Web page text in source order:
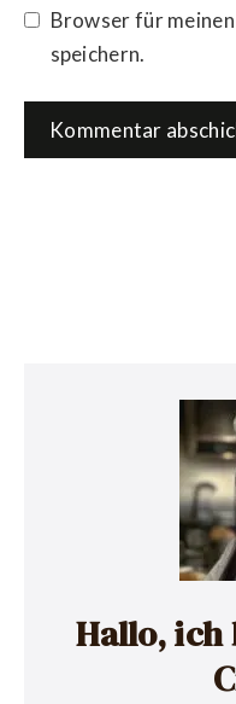
Browser für
speichern.
Hallo, ich